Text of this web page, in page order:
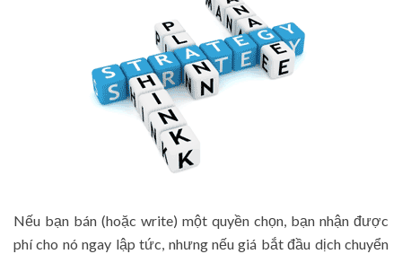
Nếu bạn bán (hoặc write) một quyền chọn, bạn nhận được
phí cho nó ngay lập tức, nhưng nếu giá bắt đầu dịch chuyển